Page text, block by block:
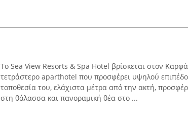
Το Sea View Resorts & Spa Hotel βρίσκεται στον Καρφά
τετράστερο aparthotel που προσφέρει υψηλού
τοποθεσία του, ελάχιστα μέτρα από την ακτή,
στη θάλασσα και πανοραμική θέα στο ...